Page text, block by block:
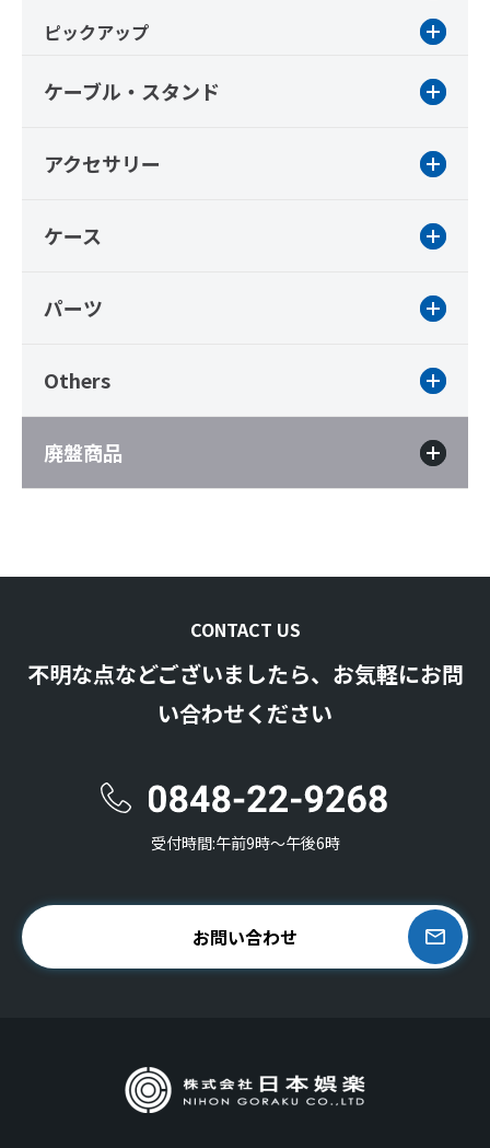
ピックアップ
ケーブル・スタンド
アクセサリー
ケース
パーツ
Others
廃盤商品
CONTACT US
不明な点などございましたら、お気軽にお問
い合わせください
受付時間:午前9時〜午後6時
お問い合わせ